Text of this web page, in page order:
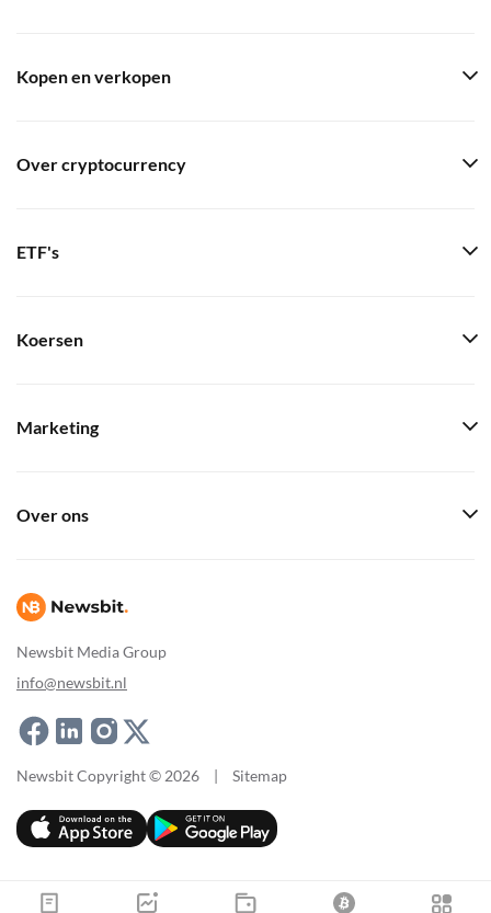
Newsbit Media Group
info@newsbit.nl
Kopen en verkopen
Over cryptocurrency
ETF's
Koersen
Marketing
Over ons
Newsbit Copyright © 2026 | Sitemap